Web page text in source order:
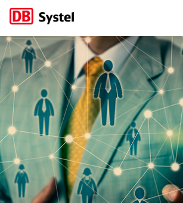
Der Goldstandard